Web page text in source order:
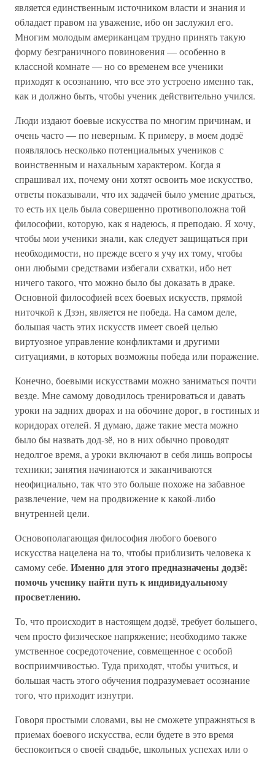
является единственным источником власти и знания и
обладает правом на уважение, ибо он заслужил его.
Многим молодым американцам трудно принять такую
форму безграничного повиновения — особенно в
классной комнате — но со временем все ученики
приходят к осознанию, что все это устроено именно так,
как и должно быть, чтобы ученик действительно учился.
Люди издают боевые искусства по многим причинам, и
очень часто — по неверным. К примеру, в моем додзё
появлялось несколько потенциальных учеников с
воинственным и нахальным характером. Когда я
спрашивал их, почему они хотят освоить мое искусство,
ответы показывали, что их задачей было умение драться,
то есть их цель была совершенно противоположна той
философии, которую, как я надеюсь, я преподаю. Я хочу,
чтобы мои ученики знали, как следует защищаться при
необходимости, но прежде всего я учу их тому, чтобы
они любыми средствами избегали схватки, ибо нет
ничего такого, что можно было бы доказать в драке.
Основной философией всех боевых искусств, прямой
ниточкой к Дзэн, является не победа. На самом деле,
большая часть этих искусств имеет своей целью
виртуозное управление конфликтами и другими
ситуациями, в которых возможны победа или поражение.
Конечно, боевыми искусствами можно заниматься почти
везде. Мне самому доводилось тренироваться и давать
уроки на задних дворах и на обочине дорог, в гостиных и
коридорах отелей. Я думаю, даже такие места можно
было бы назвать дод-зё, но в них обычно проводят
недолгое время, а уроки включают в себя лишь вопросы
техники; занятия начинаются и заканчиваются
неофициально, так что это больше похоже на забавное
развлечение, чем на продвижение к какой-либо
внутренней цели.
Основополагающая философия любого боевого
искусства нацелена на то, чтобы приблизить человека к
самому себе. Именно для этого предназначены додзё:
помочь ученику найти путь к индивидуальному
просветлению.
То, что происходит в настоящем додзё, требует большего,
чем просто физическое напряжение; необходимо также
умственное сосредоточение, совмещенное с особой
восприимчивостью. Туда приходят, чтобы учиться, и
большая часть этого обучения подразумевает осознание
того, что приходит изнутри.
Говоря простыми словами, вы не сможете упражняться в
приемах боевого искусства, если будете в это время
беспокоиться о своей свадьбе, школьных успехах или о